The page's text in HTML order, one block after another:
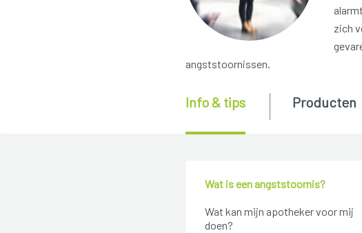
zich
angststoornissen.
Wat is een angststoornis?
Wat kan mijn apotheker voor mij
doen?
Info & tips Producten